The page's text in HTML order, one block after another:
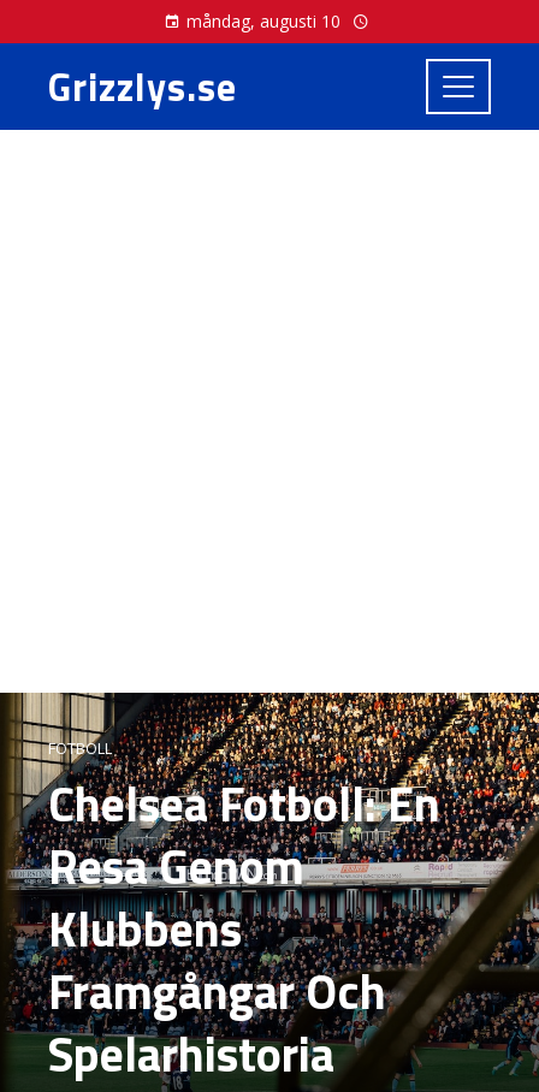
måndag, augusti 10
Grizzlys.se
FOTBOLL
Chelsea Fotboll: En
Resa Genom
Klubbens
Framgångar Och
Spelarhistoria